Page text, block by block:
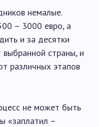
немалые.
– 3000 евро, а
и за десятки
выбранной страны, и
различных этапов
не может быть
«заплатил –